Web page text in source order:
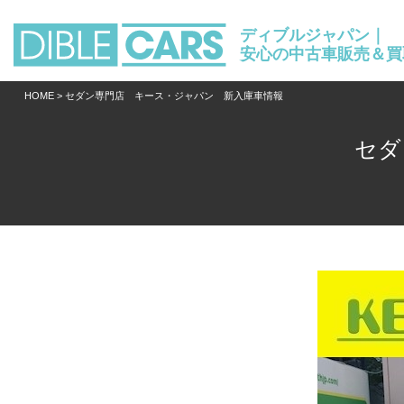
ディブルジャパン｜
安心の中古車販売＆
HOME > セダン専門店 キース・ジャパン 新入庫車情報
セ